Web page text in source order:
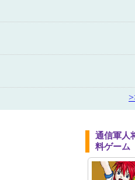
通信軍人
料ゲーム